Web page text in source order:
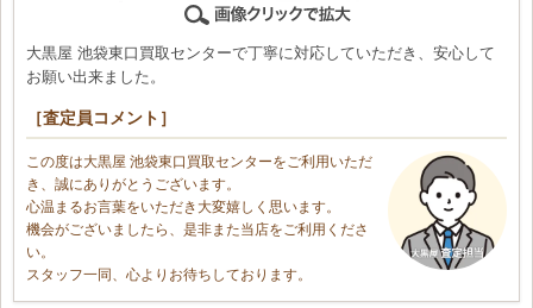
大黒屋 池袋東口買取センターで丁寧に対応していただき、安心して
お願い出来ました。
［査定員コメント］
この度は大黒屋 池袋東口買取センターをご利用いただ
き、誠にありがとうございます。
心温まるお言葉をいただき大変嬉しく思います。
機会がございましたら、是非また当店をご利用くださ
い。
スタッフ一同、心よりお待ちしております。